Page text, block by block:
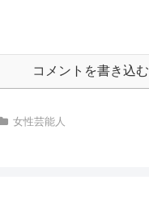
コメントを書き込む
女性芸能人